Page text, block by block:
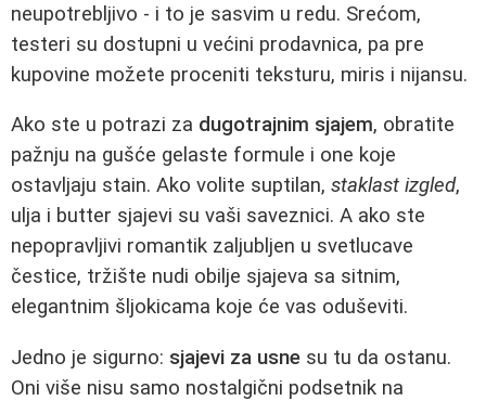
neupotrebljivo - i to je sasvim u redu. Srećom,
testeri su dostupni u većini prodavnica, pa pre
kupovine možete proceniti teksturu, miris i nijansu.
Ako ste u potrazi za dugotrajnim sjajem, obratite
pažnju na gušće gelaste formule i one koje
ostavljaju stain. Ako volite suptilan, staklast izgled,
ulja i butter sjajevi su vaši saveznici. A ako ste
nepopravljivi romantik zaljubljen u svetlucave
čestice, tržište nudi obilje sjajeva sa sitnim,
elegantnim šljokicama koje će vas oduševiti.
Jedno je sigurno: sjajevi za usne su tu da ostanu.
Oni više nisu samo nostalgični podsetnik na